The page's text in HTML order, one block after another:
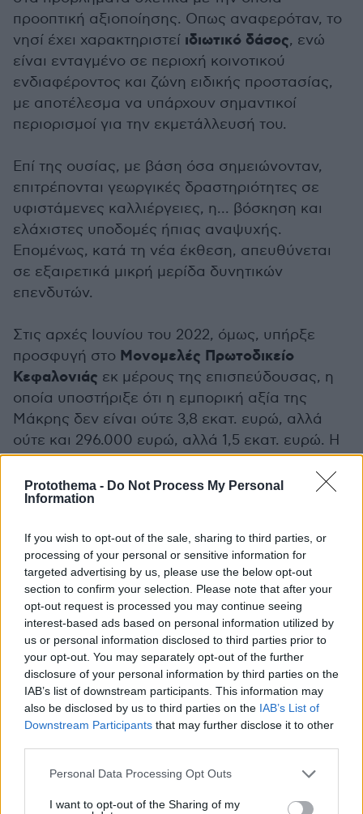
Protothema - Do Not Process My Personal
Information
If you wish to opt-out of the sale, sharing to third parties, or
processing of your personal or sensitive information for
targeted advertising by us, please use the below opt-out
section to confirm your selection. Please note that after your
opt-out request is processed you may continue seeing
interest-based ads based on personal information utilized by
us or personal information disclosed to third parties prior to
your opt-out. You may separately opt-out of the further
disclosure of your personal information by third parties on the
IAB’s list of downstream participants. This information may
also be disclosed by us to third parties on the IAB’s List of
Downstream Participants that may further disclose it to other
Please note that this website/app uses one or more Google
not limited to your visit or usage behaviour. You may click to
Personal Data Processing Opt Outs
I want to opt-out of the Sharing of my
προοπτική αξιοποίησης. Οπως αναφερόταν, το
νησί έχει χαρακτηριστεί ιδιωτικό δάσος, ενώ
είναι ενταγμένο σε περιοχή κοινοτικού
ενδιαφέροντος και ζώνη ειδικής προστασίας,
με αποτέλεσμα να υπάρχουν σημαντικοί
περιορισμοί για την εκμετάλλευσή του.
Επί της ουσίας, με βάση όσα σημειώνονταν,
επιτρέπονται γεωργικές δραστηριότητες σε
υφιστάμενες καλλιέργειες, η... βόσκηση και
ελάχιστες υποδομές ήπιας αναψυχής.
Επομένως, κατά τη νέα έκθεση, απευθύνεται
σε εξαιρετικά μικρή μερίδα δυνητικών
επενδυτών.
Στις αρχές Ιουνίου του 2022, όμως, υπήρξε
προσφυγή στο Μονομελές Πρωτοδικείο
Κεφαλονιάς εκ μέρους της επισπεύδουσας, η
οποία υποστήριξε ότι η εμπορική αξία της
Μάκρης δεν είναι ούτε 3,8 εκατ. ευρώ, αλλά
ούτε και 296.000 ευρώ, αλλά 1,5 εκατ. ευρώ. Η
προσφυγή έγινε δεκτή και ο πλειστηριασμός
στις 30 Σεπτεμβρίου 2022 έγινε με τιμή πρώτης
προσφοράς 1,5 εκατ. ευρώ, αλλά κατέληξε
Οπως αποκαλύπτει σήμερα το«ΘΕΜΑ» , μετά
από ένα διάστημα «σιωπής» ετοιμάζεται ήδη το
επόμενο επεισόδιο. Ειδικότερα,
προγραμματίζεται ένας ακόμη πλειστηριασμός
για τις 13 Νοεμβρίου 2026, και μάλιστα με τιμή
πρώτης προσφοράς μόλις... 247.000 ευρώ.
Θα πρέπει να σημειωθεί ότι ο εν λόγω
πλειστηριασμός (το έγγραφο του οποίου έχει
δημοσιευτεί, αλλά δεν έχει ακόμη αναρτηθεί
στην ηλεκτρονική πλατφόρμα eauction.gr.